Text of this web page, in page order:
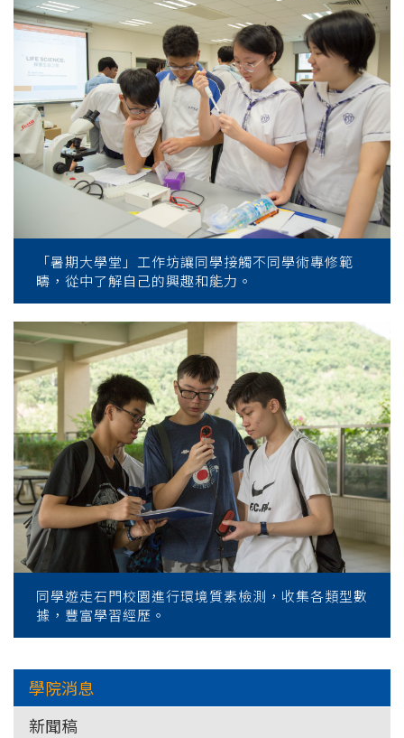
「暑期大學堂」工作坊讓同學接觸不同學術專修範
疇，從中了解自己的興趣和能力。
同學遊走石門校園進行環境質素檢測，收集各類型數
據，豐富學習經歷。
學院消息
新聞稿